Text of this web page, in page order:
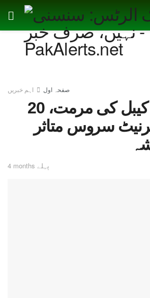
صفحہ اول اہم خبریں
سب میرین کیبل کی مرمت، 20
سروس متاثر
4 months پہلے